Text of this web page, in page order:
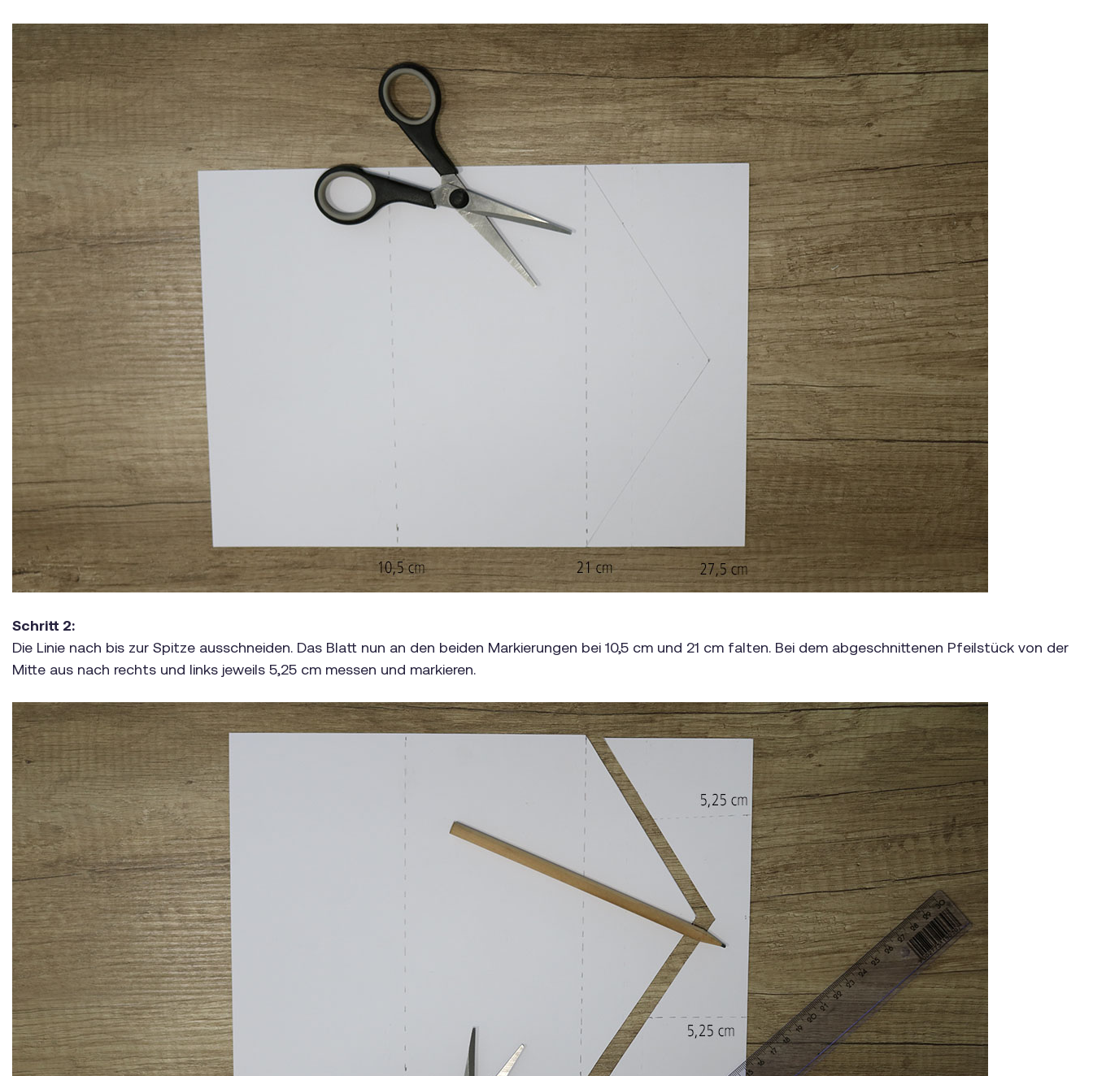
Schritt 2:
Die Linie nach bis zur Spitze ausschneiden. Das Blatt nun an den beiden Markierungen bei 10,5 cm und 21 cm falten. Bei dem abgeschnittenen Pfeilstück von der
Mitte aus nach rechts und links jeweils 5,25 cm messen und markieren.